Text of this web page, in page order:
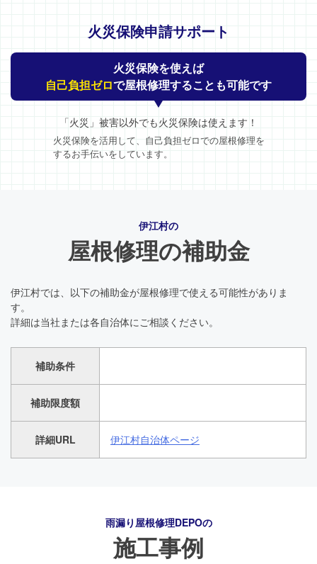
火災保険申請サポート
火災保険を使えば
自己負担ゼロで屋根修理することも可能です
「火災」被害以外でも火災保険は使えます！
火災保険を活用して、自己負担ゼロでの屋根修理を
するお手伝いをしています。
伊江村の
屋根修理の補助金
伊江村では、以下の補助金が屋根修理で使える可能性がありま
す。
詳細は当社または各自治体にご相談ください。
補助条件
補助限度額
詳細URL 伊江村自治体ページ
雨漏り屋根修理DEPOの
施工事例